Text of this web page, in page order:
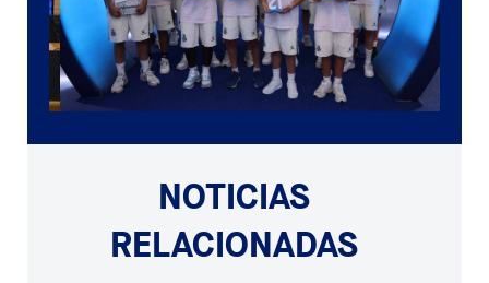
NOTICIAS
RELACIONADAS